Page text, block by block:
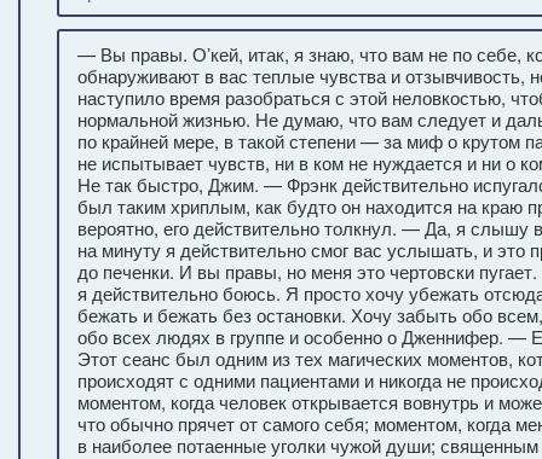
— Вы правы. О’кей, итак, я знаю, что вам не по себе,
обнаруживают в вас теплые чувства и отзывчивость,
наступило время разобраться с этой неловкостью,
нормальной жизнью. Не думаю, что вам следует и
по крайней мере, в такой степени — за миф о крутом
не испытывает чувств, ни в ком не нуждается и ни о
Не так быстро, Джим. — Фрэнк действительно
был таким хриплым, как будто он находится на краю
вероятно, его действительно толкнул. — Да, я
на минуту я действительно смог вас услышать, и это
до печенки. И вы правы, но меня это чертовски
я действительно боюсь. Я просто хочу убежать
бежать и бежать без остановки. Хочу забыть обо
обо всех людях в группе и особенно о Дженнифер. —
Этот сеанс был одним из тех магических моментов,
происходят с одними пациентами и никогда не
моментом, когда человек открывается вовнутрь и
что обычно прячет от самого себя; моментом, когда
в наиболее потаенные уголки чужой души;